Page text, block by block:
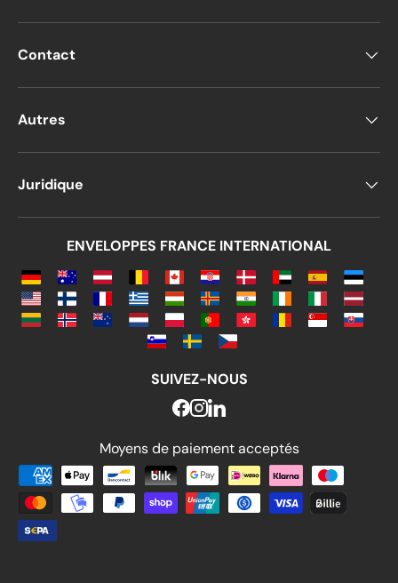
Contact
Autres
Juridique
ENVELOPPES FRANCE INTERNATIONAL
SUIVEZ-NOUS
Moyens de paiement acceptés
Moyens de paiement acceptés